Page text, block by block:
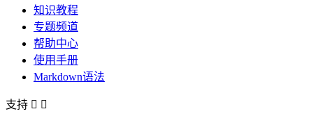
知识教程
专题频道
帮助中心
使用手册
Markdown语法
支持  